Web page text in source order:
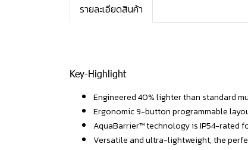
รายละเอียดสินค้า
Key-Highlight
Engineered 40% lighter than standard
Ergonomic 9-button programmable
AquaBarrier™ technology is IP54-rated
Versatile and ultra-lightweight, the